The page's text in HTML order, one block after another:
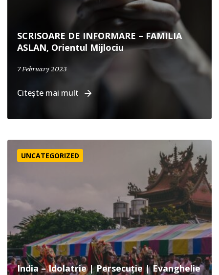
SCRISOARE DE INFORMARE – FAMILIA
ASLAN, Orientul Mijlociu
7 February 2023
Citește mai mult
India – Idolatrie | Persecuție | Evanghelie
UNCATEGORIZED